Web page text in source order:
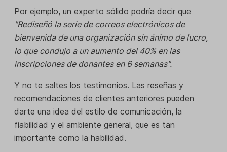
Por ejemplo, un experto sólido podría decir que
"Rediseñó la serie de correos electrónicos de
bienvenida de una organización sin ánimo de lucro,
lo que condujo a un aumento del 40% en las
inscripciones de donantes en 6 semanas".
Y no te saltes los testimonios. Las reseñas y
recomendaciones de clientes anteriores pueden
darte una idea del estilo de comunicación, la
fiabilidad y el ambiente general, que es tan
importante como la habilidad.